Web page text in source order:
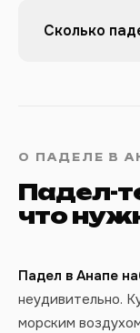
Сколько
О ПАДЕЛЕ В
Падел-
что
Падел в Анапе
неудивительно.
морским